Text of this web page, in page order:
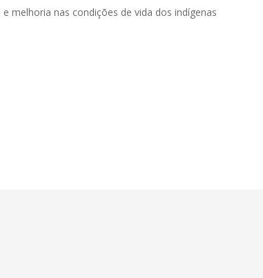
melhoria nas condições de vida dos indígenas